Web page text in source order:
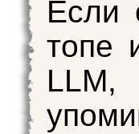
Если
топе
LLM,